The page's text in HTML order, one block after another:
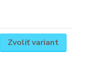
Zvoliť variant